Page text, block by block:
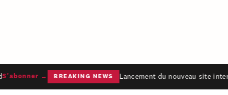
→ BREAKING NEWS Lancement du nouveau site